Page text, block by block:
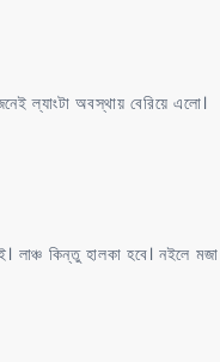
ল্যাংটা অবস্থায় বেরিয়ে এলো।
কিন্তু হালকা হবে। নইলে মজা